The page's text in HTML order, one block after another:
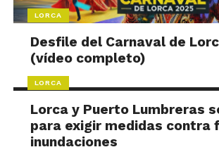
LORCA
Desfile del Carnaval de
(vídeo completo)
LORCA
Lorca y Puerto Lumbreras
para exigir medidas contra
inundaciones